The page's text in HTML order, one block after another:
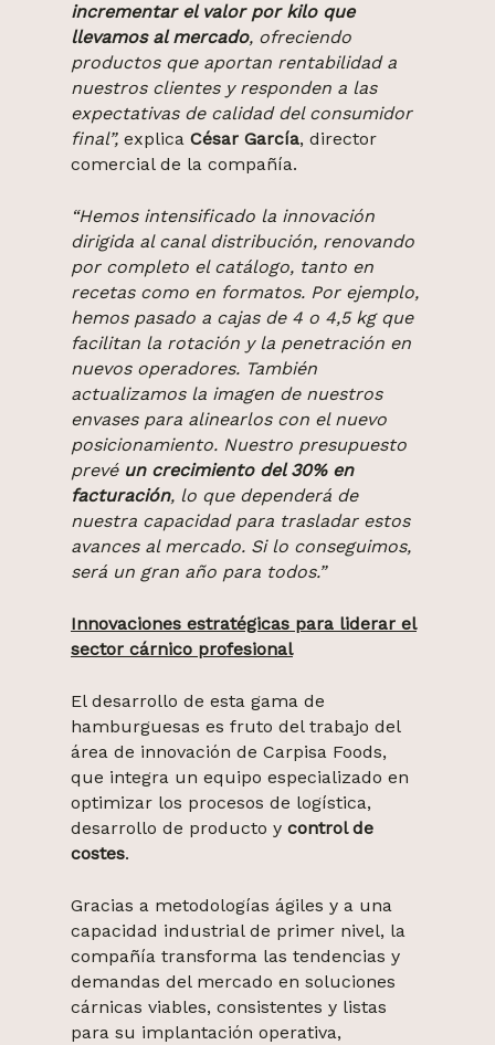
incrementar el valor por kilo que
llevamos al mercado, ofreciendo
productos que aportan rentabilidad a
nuestros clientes y responden a las
expectativas de calidad del consumidor
final”, explica César García, director
comercial de la compañía.
“Hemos intensificado la innovación
dirigida al canal distribución, renovando
por completo el catálogo, tanto en
recetas como en formatos. Por ejemplo,
hemos pasado a cajas de 4 o 4,5 kg que
facilitan la rotación y la penetración en
nuevos operadores. También
actualizamos la imagen de nuestros
envases para alinearlos con el nuevo
posicionamiento. Nuestro presupuesto
prevé un crecimiento del 30% en
facturación, lo que dependerá de
nuestra capacidad para trasladar estos
avances al mercado. Si lo conseguimos,
será un gran año para todos.”
Innovaciones estratégicas para liderar el
sector cárnico profesional
El desarrollo de esta gama de
hamburguesas es fruto del trabajo del
área de innovación de Carpisa Foods,
que integra un equipo especializado en
optimizar los procesos de logística,
desarrollo de producto y control de
costes.
Gracias a metodologías ágiles y a una
capacidad industrial de primer nivel, la
compañía transforma las tendencias y
demandas del mercado en soluciones
cárnicas viables, consistentes y listas
para su implantación operativa,